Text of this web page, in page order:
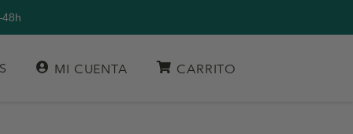
MI CUENTA CARRITO